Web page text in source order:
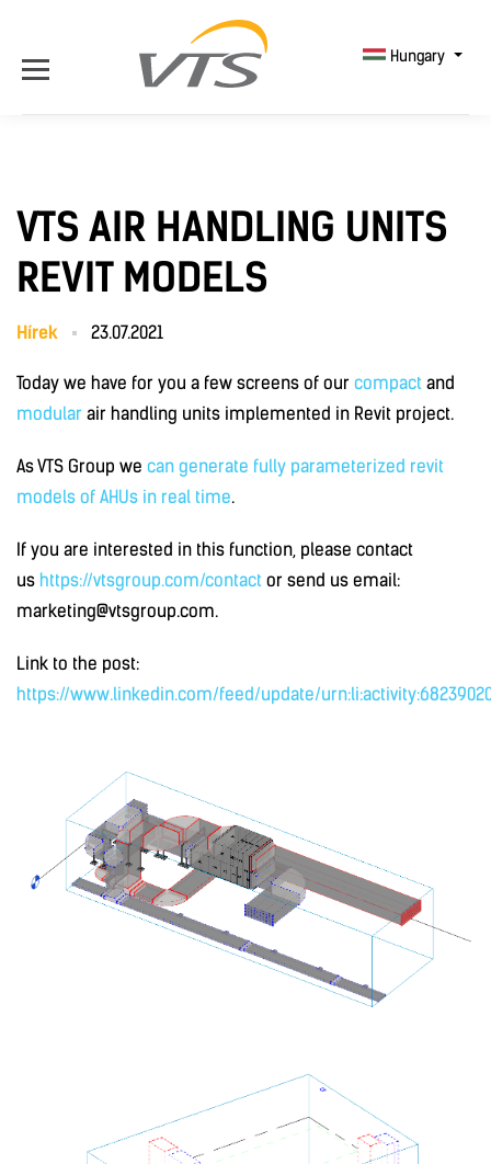
Hungary
VTS AIR HANDLING UNITS
REVIT MODELS
Hírek 23.07.2021
Today we have for you a few screens of our compact and
modular air handling units implemented in Revit project.
As VTS Group we can generate fully parameterized revit
models of AHUs in real time.
If you are interested in this function, please contact
us https://vtsgroup.com/contact or send us email:
marketing@vtsgroup.com.
Link to the post:
https://www.linkedin.com/feed/update/